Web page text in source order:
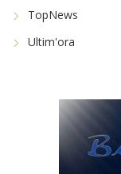
sportinoro TV
TopNews